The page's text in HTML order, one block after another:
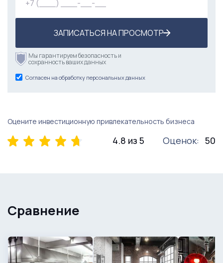
ЗАПИСАТЬСЯ НА ПРОСМОТР
Мы гарантируем безопасность и
сохранность ваших данных
Согласен на обработку персональных данных
Оцените инвестиционную привлекательность бизнеса
4.8 из 5 Оценок: 50
Сравнение